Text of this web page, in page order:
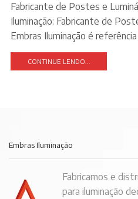
Fabricante de Postes e
Iluminação: Fabricante de
Embras Iluminação é
CONTINUE LENDO...
Embras Iluminação
Fabricamos e
para iluminação